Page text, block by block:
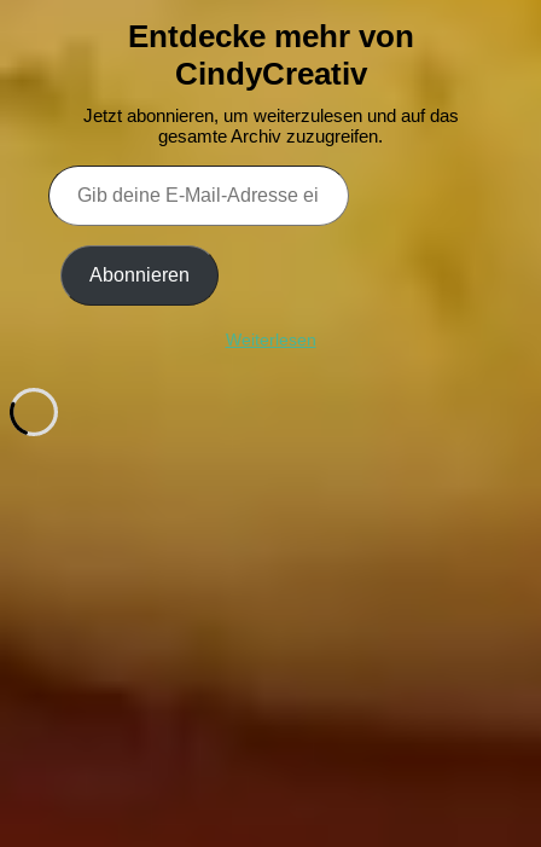
Entdecke mehr von
CindyCreativ
Jetzt abonnieren, um weiterzulesen und auf das
gesamte Archiv zuzugreifen.
Gib
deine
E-
Adresse
ein ...Abonnieren
Weiterlesen